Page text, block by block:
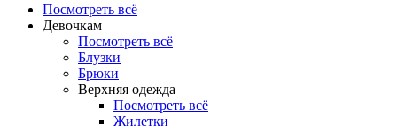
Посмотреть всё
Девочкам
Посмотреть всё
Блузки
Брюки
Верхняя одежда
Посмотреть всё
Жилетки